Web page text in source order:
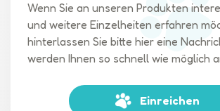
Wenn Sie an unseren Produkten
und weitere Einzelheiten erfahren
hinterlassen Sie bitte hier eine
werden Ihnen so schnell wie möglich
Einreichen